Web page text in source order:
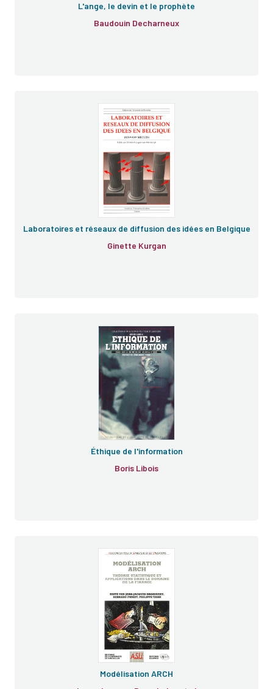
L'ange, le devin et le prophète
Baudouin Decharneux
Laboratoires et réseaux de diffusion des idées en Belgique
Ginette Kurgan
Éthique de l'information
Boris Libois
e
Modélisation ARCH